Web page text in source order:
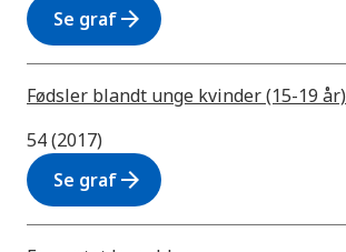
Se grafarrow_forward
Fødsler blandt unge kvinder (15-19 år)
54 (2017)
Se grafarrow_forward